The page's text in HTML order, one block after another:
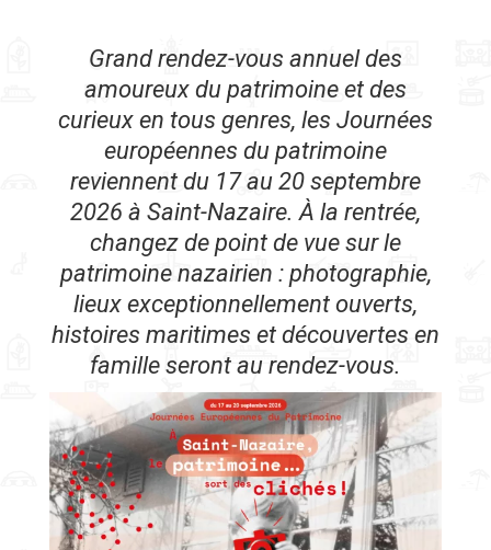
Grand rendez-vous annuel des
amoureux du patrimoine et des
curieux en tous genres, les Journées
européennes du patrimoine
reviennent du 17 au 20 septembre
2026 à Saint-Nazaire. À la rentrée,
changez de point de vue sur le
patrimoine nazairien : photographie,
lieux exceptionnellement ouverts,
histoires maritimes et découvertes en
famille seront au rendez-vous.